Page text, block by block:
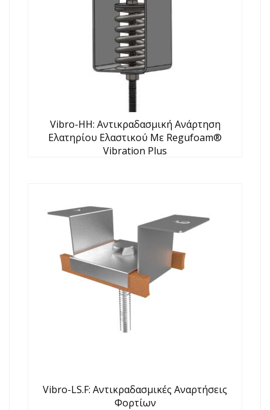
Vibro-HH: Αντικραδασμική Ανάρτηση
Ελατηρίου Ελαστικού Με Regufoam®
Vibration Plus
Vibro-LS.F: Αντικραδασμικές Αναρτήσεις
Φορτίων